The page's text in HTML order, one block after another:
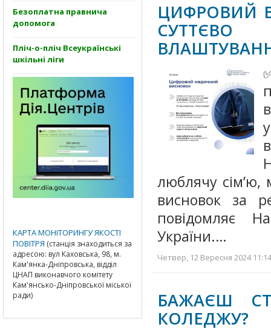
Безоплатна правнича
допомога
Пліч-о-пліч Всеукраїнські
шкільні ліги
КАРТА МОНІТОРИНГУ ЯКОСТІ
ПОВІТРЯ (станція знаходиться за
адресою: вул Каховська, 98, м.
Кам'янка-Дніпровська, відділ
ЦНАП виконавчого комітету
Кам'янсько-Дніпровської міської
ради)
ЦИФРОВИЙ
люблячу
висновок за
повідомляє
України.…
Четвер, 12 Вересня 2024
БАЖАЄШ
КОЛЕДЖУ?